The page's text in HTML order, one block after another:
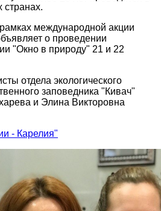
странах.
международной акции
о проведении
"Окно в природу" 21 и 22
отдела экологического
заповедника "Кивач"
и Элина Викторовна
- Карелия"